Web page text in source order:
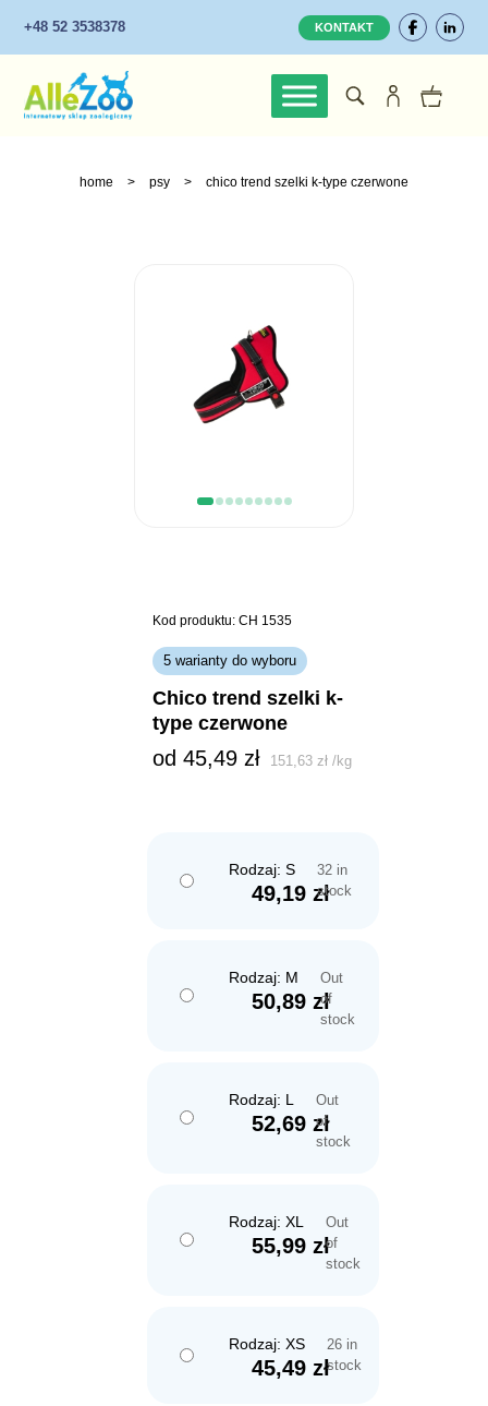
+48 52 3538378 KONTAKT
home > psy > chico trend szelki k-type czerwone
Kod produktu: CH 1535
5 warianty do wyboru
chico trend szelki k-
type czerwone
od 45,49 zł 151,63zł /kg
Rodzaj: S
49,19zł
32 in
stock
Rodzaj: M
50,89zł
Out
of
stock
Rodzaj: L
52,69zł
Out
of
stock
Rodzaj: XL
55,99zł
Out
of
stock
Rodzaj: XS
45,49zł
26 in
stock